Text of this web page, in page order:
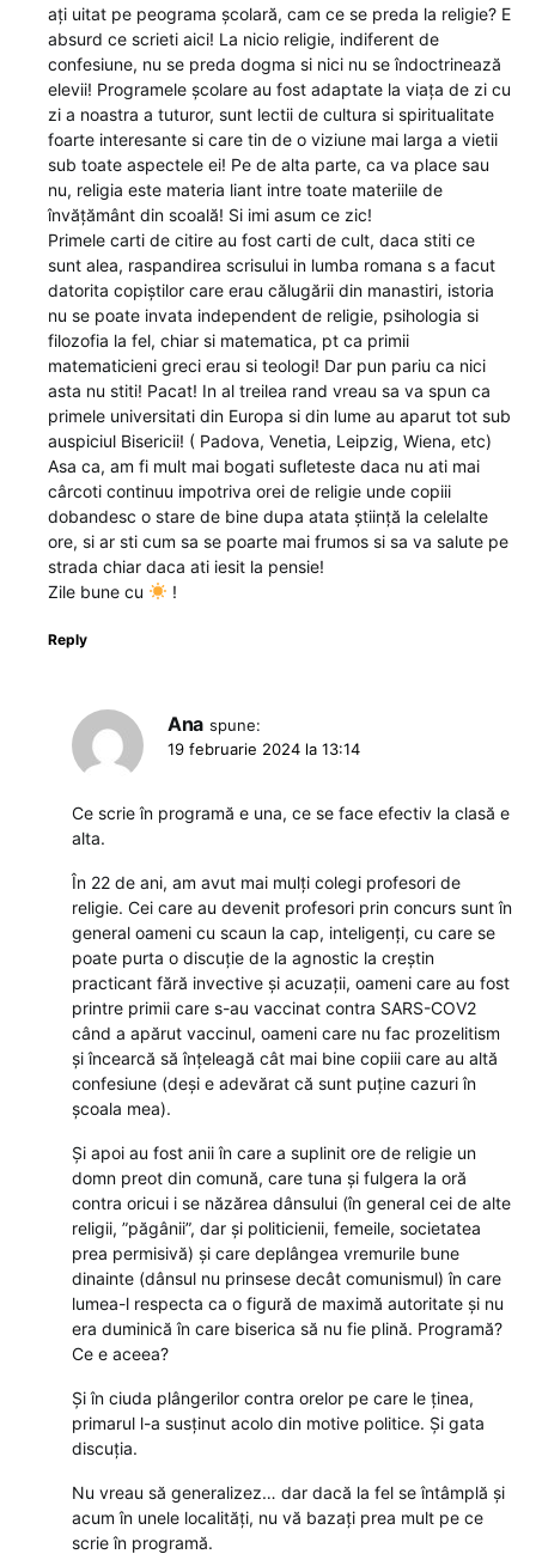
ați uitat pe peograma școlară, cam ce se preda la religie? E
absurd ce scrieti aici! La nicio religie, indiferent de
confesiune, nu se preda dogma si nici nu se îndoctrinează
elevii! Programele școlare au fost adaptate la viața de zi cu
zi a noastra a tuturor, sunt lectii de cultura si spiritualitate
foarte interesante si care tin de o viziune mai larga a vietii
sub toate aspectele ei! Pe de alta parte, ca va place sau
nu, religia este materia liant intre toate materiile de
învățământ din scoală! Si imi asum ce zic!
Primele carti de citire au fost carti de cult, daca stiti ce
sunt alea, raspandirea scrisului in lumba romana s a facut
datorita copiștilor care erau călugării din manastiri, istoria
nu se poate invata independent de religie, psihologia si
filozofia la fel, chiar si matematica, pt ca primii
matematicieni greci erau si teologi! Dar pun pariu ca nici
asta nu stiti! Pacat! In al treilea rand vreau sa va spun ca
primele universitati din Europa si din lume au aparut tot sub
auspiciul Bisericii! ( Padova, Venetia, Leipzig, Wiena, etc)
Asa ca, am fi mult mai bogati sufleteste daca nu ati mai
cârcoti continuu impotriva orei de religie unde copiii
dobandesc o stare de bine dupa atata știință la celelalte
ore, si ar sti cum sa se poarte mai frumos si sa va salute pe
strada chiar daca ati iesit la pensie!
Zile bune cu
!
Reply
Ana spune:
19 februarie 2024 la 13:14
Ce scrie în programă e una, ce se face efectiv la clasă e
alta.
În 22 de ani, am avut mai mulți colegi profesori de
religie. Cei care au devenit profesori prin concurs sunt în
general oameni cu scaun la cap, inteligenți, cu care se
poate purta o discuție de la agnostic la creștin
practicant fără invective și acuzații, oameni care au fost
printre primii care s-au vaccinat contra SARS-COV2
când a apărut vaccinul, oameni care nu fac prozelitism
și încearcă să înțeleagă cât mai bine copiii care au altă
confesiune (deși e adevărat că sunt puține cazuri în
școala mea).
Și apoi au fost anii în care a suplinit ore de religie un
domn preot din comună, care tuna și fulgera la oră
contra oricui i se năzărea dânsului (în general cei de alte
religii, ”păgânii”, dar și politicienii, femeile, societatea
prea permisivă) și care deplângea vremurile bune
dinainte (dânsul nu prinsese decât comunismul) în care
lumea-l respecta ca o figură de maximă autoritate și nu
era duminică în care biserica să nu fie plină. Programă?
Ce e aceea?
Și în ciuda plângerilor contra orelor pe care le ținea,
primarul l-a susținut acolo din motive politice. Și gata
discuția.
Nu vreau să generalizez… dar dacă la fel se întâmplă și
acum în unele localități, nu vă bazați prea mult pe ce
scrie în programă.